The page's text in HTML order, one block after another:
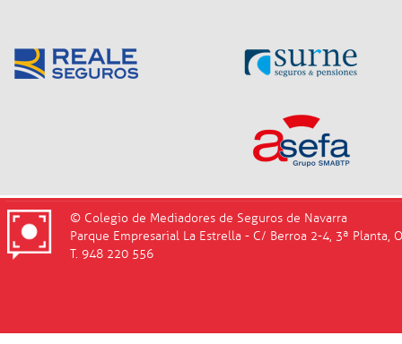
© Colegio de Mediadores de Seguros de Navarra
Parque Empresarial La Estrella - C/ Berroa 2-4, 3ª Planta,
T. 948 220 556